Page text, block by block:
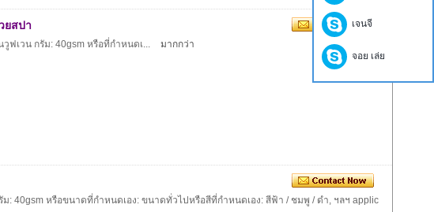
ยสปา
เวน กรัม: 40gsm หรือที่กำหนดเ... มากกว่า
: 40gsm หรือขนาดที่กำหนดเอง: ขนาดทั่วไปหรือสีที่กำหนดเอง: สีฟ้า / ชมพู / ดำ, ฯลฯ applic
เจนจี
จอย เล่ย